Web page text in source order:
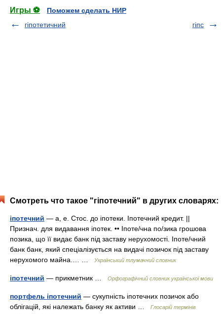
Игры ⚽
Поможем сделать НИР
гіпотетичний
гіпс
Смотреть что такое "гіпотечний" в других словарях:
іпотечний — а, е. Стос. до іпотеки. Іпотечний кредит. ||
Признач. для видавання іпотек. •• Іпоте/чна по/зика грошова
позика, що її видає банк під заставу нерухомості. Іпоте/чний
банк банк, який спеціалізується на видачі позичок під заставу
нерухомого майна.… …
Український тлумачний словник
іпотечний — прикметник … Орфографічний словник української мови
портфель іпотечний — сукупність іпотечних позичок або
облігацій, які належать банку як активи …
Глосарій термінів